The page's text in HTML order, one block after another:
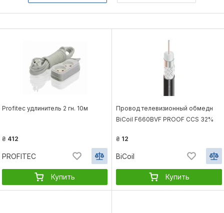
Profitec удлинитель 2 гн. 10м
₴ 412
PROFITEC
Купить
Провод телевизионный обмедн
BiCoil F660BVF PROOF CCS 32%
наружних работ
₴ 12
BiCoil
Купить